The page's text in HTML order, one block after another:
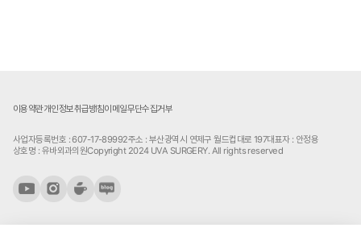
이용약관개인정보취급방침이메일무단수집거부
사업자등록번호 : 607-17-89992주소 : 부산광역시 연제구 월드컵대로 197대표자 : 안정용
상호명 : 유바외과의원Copyright 2024 UVA SURGERY. All rights reserved